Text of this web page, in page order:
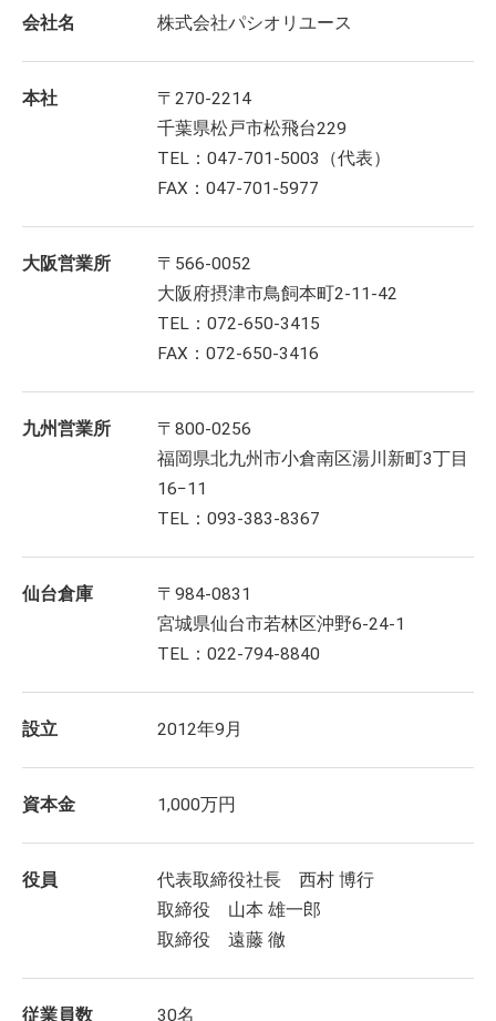
会社名 株式会社パシオリユース
本社
〒270-2214
千葉県松戸市松飛台229
TEL：047-701-5003（代表）
FAX：047-701-5977
大阪営業所
〒566-0052
大阪府摂津市鳥飼本町2-11-42
TEL：072-650-3415
FAX：072-650-3416
九州営業所
〒800-0256
福岡県北九州市小倉南区湯川新町3丁目
16−11
TEL：093-383-8367
仙台倉庫
〒984-0831
宮城県仙台市若林区沖野6-24-1
TEL：022-794-8840
設立 2012年9月
資本金 1,000万円
役員
代表取締役社長 西村 博行
取締役 山本 雄一郎
取締役 遠藤 徹
従業員数 30名